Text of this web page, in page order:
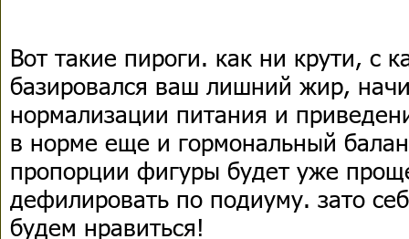
Вот такие пироги. как ни крути, с
базировался ваш лишний жир,
нормализации питания и
в норме еще и гормональный
пропорции фигуры будет уже
дефилировать по подиуму. зато
будем нравиться!